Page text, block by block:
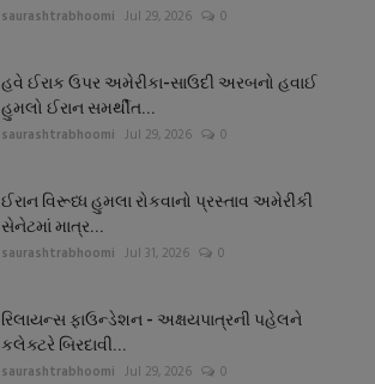
saurashtrabhoomi Jul 29, 2026 0
હવે ઈરાક ઉપર અમેરીકા-સાઉદી અરબનો હવાઈ
હુમલો ઈરાન સમર્થીત...
saurashtrabhoomi Jul 29, 2026 0
ઈરાન વિરૂધ્ધ હુમલા રોકવાનો પ્રસ્તાવ અમેરીકી
સેનેટમાં માત્ર...
saurashtrabhoomi Jul 31, 2026 0
રિલાયન્સ ફાઉન્ડેશન - અક્ષયપાત્રની પહેલને
કલેક્ટરે બિરદાવી...
saurashtrabhoomi Jul 29, 2026 0